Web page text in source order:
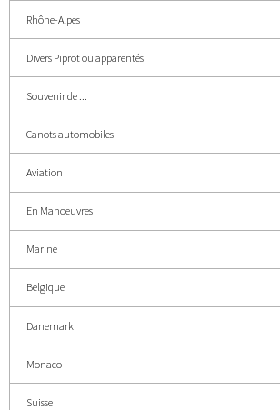
Rhône-Alpes
Divers Piprot ou apparentés
Souvenir de ...
Canots automobiles
Aviation
En Manoeuvres
Marine
Belgique
Danemark
Monaco
Suisse